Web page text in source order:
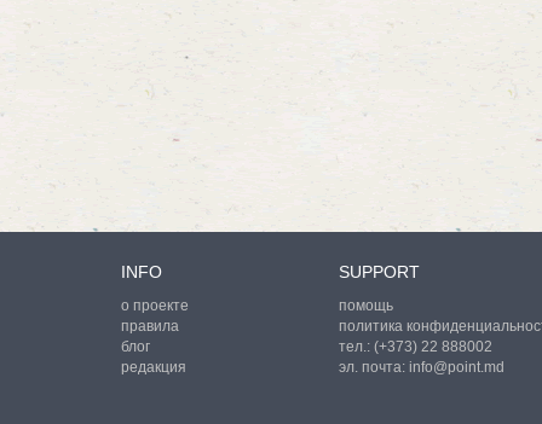
INFO
о проекте
правила
блог
редакция
SUPPORT
помощь
политика
тел.: (+373) 22 888002
эл. почта: info@point.md